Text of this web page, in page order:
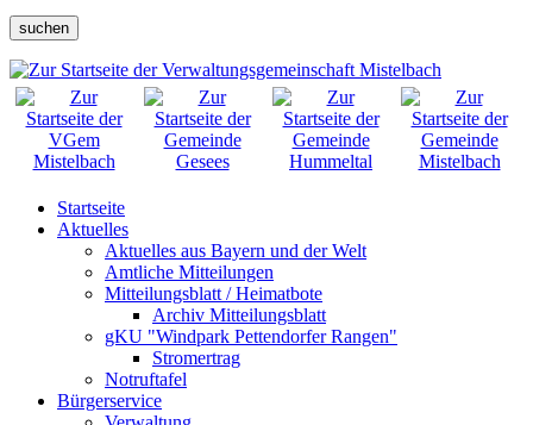
suchen
Startseite
Aktuelles
Aktuelles aus Bayern und der Welt
Amtliche Mitteilungen
Mitteilungsblatt / Heimatbote
Archiv Mitteilungsblatt
gKU "Windpark Pettendorfer Rangen"
Stromertrag
Notruftafel
Bürgerservice